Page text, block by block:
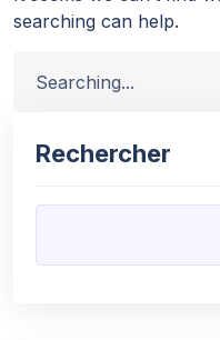
searching can help.
Rechercher